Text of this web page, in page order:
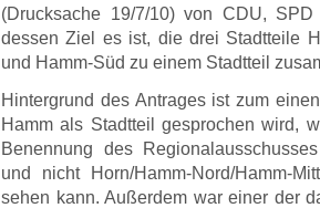
(Drucksache 19/7/10) von CDU,
dessen Ziel es ist, die drei Stadtteile
und Hamm-Süd zu einem Stadtteil
Hintergrund des Antrages ist zum
Hamm als Stadtteil gesprochen wird,
Benennung des
und nicht Horn/Hamm-Nord/Hamm-
sehen kann. Außerdem war einer der